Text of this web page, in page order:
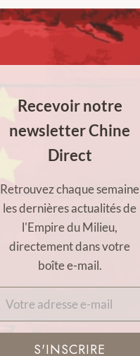
Recevoir notre
newsletter Chine
Direct
Retrouvez chaque semaine
les dernières actualités de
l'Empire du Milieu,
directement dans votre
boîte e-mail.
S'INSCRIRE